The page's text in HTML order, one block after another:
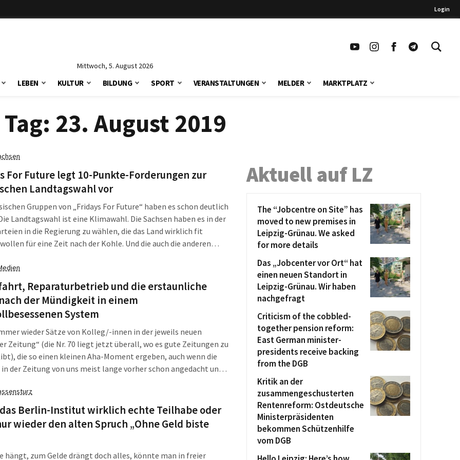
Login
Mittwoch, 5. August 2026
LEBEN KULTUR BILDUNG SPORT VERANSTALTUNGEN MELDER MARKTPLATZ
Tag: 23. August 2019
For Future legt 10-Punkte-Forderungen zur
Landtagswahl vor
Gruppen von „Fridays For Future“ haben es schon deutlich
Landtagswahl ist eine Klimawahl. Die Sachsen haben es in der
in die Regierung zu wählen, die das Land wirklich fit
für eine Zeit nach der Kohle. Und die auch die anderen
wird aus einem Land, das zu feige ist, Herausforderungen
Am Freitag, 23. August 2019, hat FFF seine Forderungen an
Politik vorgestellt.
Reparaturbetrieb und die erstaunliche
der Mündigkeit in einem
System
wieder Sätze von Kolleg/-innen in der jeweils neuen
Zeitung“ (die Nr. 70 liegt jetzt überall, wo es gute Zeitungen zu
die so einen kleinen Aha-Moment ergeben, auch wenn die
der Zeitung von uns meist lange vorher schon angedacht und
davon ist heute noch wirksam? Oder hängt uns die 1990
immer noch am Hacken?
Berlin-Institut wirklich echte Teilhabe oder
wieder den alten Spruch „Ohne Geld biste
hängt, zum Gelde drängt doch alles, könnte man in freier
Aktuell auf LZ
The “Jobcentre on Site” has
moved to new premises in
Leipzig-Grünau. We asked
for more details
Das „Jobcenter vor Ort“ hat
einen neuen Standort in
Leipzig-Grünau. Wir haben
nachgefragt
Criticism of the cobbled-
together pension reform:
East German minister-
presidents receive backing
from the DGB
Kritik an der
zusammengeschusterten
Rentenreform: Ostdeutsche
Ministerpräsidenten
bekommen Schützenhilfe
vom DGB